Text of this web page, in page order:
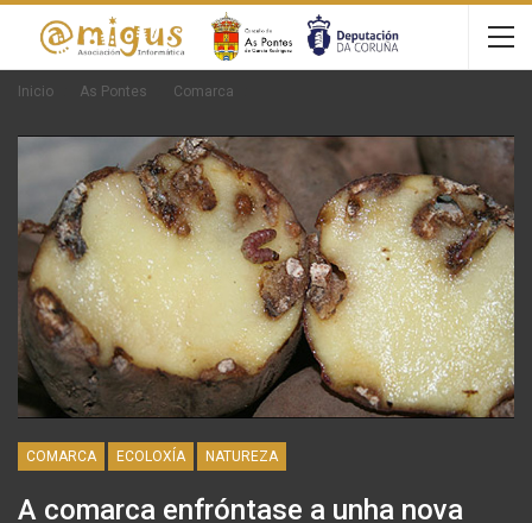
Inicio As Pontes Comarca
COMARCA ECOLOXÍA NATUREZA
A comarca enfróntase a unha nova